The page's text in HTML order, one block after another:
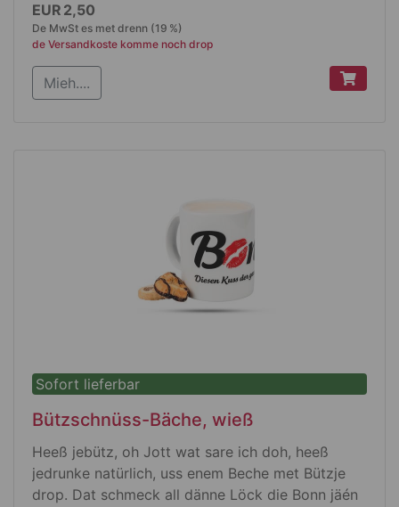
Produktdetails
Met ene Driehmechanik
matt schwazz met ene Spetz die seleverich
jlänz
EUR 2,50
De MwSt es met drenn (19 %)
de Versandkoste komme noch drop
Mieh....
Sofort lieferbar
Bützschnüss-Bäche, wieß
Heeß jebütz, oh Jott wat sare ich doh, heeß
jedrunke natürlich, uss enem Beche met Bützje
drop. Dat schmeck all dänne Löck die Bonn jäén